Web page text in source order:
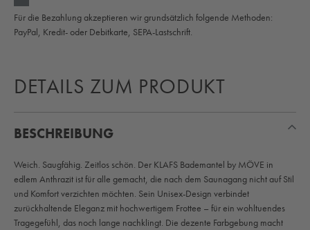
Für die Bezahlung akzeptieren wir grundsätzlich folgende Methoden:
PayPal, Kredit- oder Debitkarte, SEPA-Lastschrift.
DETAILS ZUM PRODUKT
BESCHREIBUNG
Weich. Saugfähig. Zeitlos schön. Der KLAFS Bademantel by MÖVE in
edlem Anthrazit ist für alle gemacht, die nach dem Saunagang nicht auf Stil
und Komfort verzichten möchten. Sein Unisex-Design verbindet
zurückhaltende Eleganz mit hochwertigem Frottee – für ein wohltuendes
Tragegefühl, das noch lange nachklingt. Die dezente Farbgebung macht